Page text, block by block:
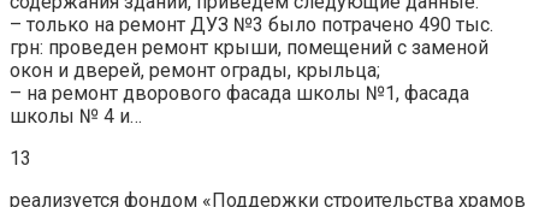
– только на ремонт ДУЗ №3 было потрачено 490 тыс.
грн: проведен ремонт крыши, помещений с заменой
окон и дверей, ремонт ограды, крыльца;
– на ремонт дворового фасада школы №1, фасада
школы № 4 и…
13
реализуется фондом «Поддержки строительства храмов